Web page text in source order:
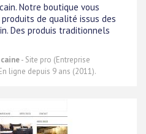
Notre boutique vous
de qualité issus des
Des produis traditionnels
- Site pro (Entreprise
ligne depuis 9 ans (2011).